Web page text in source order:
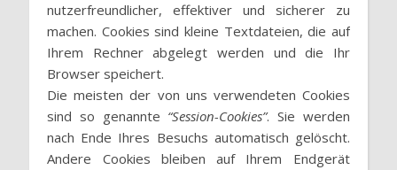
nutzerfreundlicher, effektiver und sicherer zu
machen. Cookies sind kleine Textdateien, die auf
Ihrem Rechner abgelegt werden und die Ihr
Browser speichert.
Die meisten der von uns verwendeten Cookies
sind so genannte “Session-Cookies”. Sie werden
nach Ende Ihres Besuchs automatisch gelöscht.
Andere Cookies bleiben auf Ihrem Endgerät